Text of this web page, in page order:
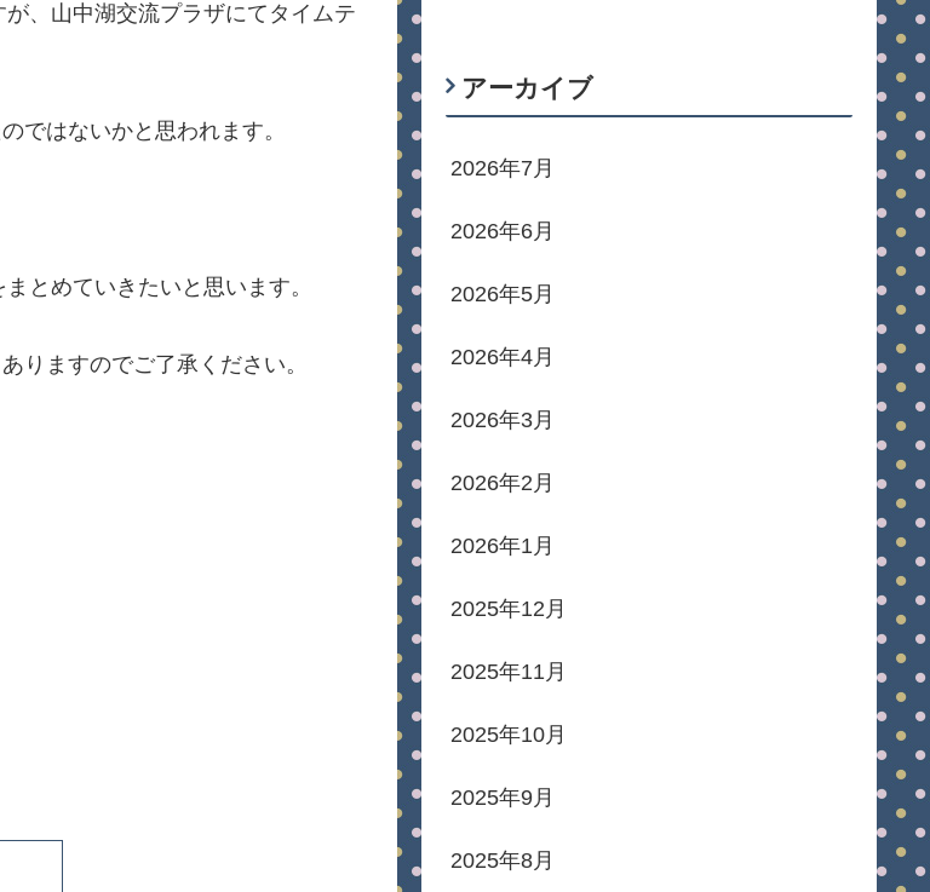
、山中湖交流プラザにてタイムテ
ではないかと思われます。
とめていきたいと思います。
りますのでご了承ください。
アーカイブ
2026年7月
2026年6月
2026年5月
2026年4月
2026年3月
2026年2月
2026年1月
2025年12月
2025年11月
2025年10月
2025年9月
2025年8月